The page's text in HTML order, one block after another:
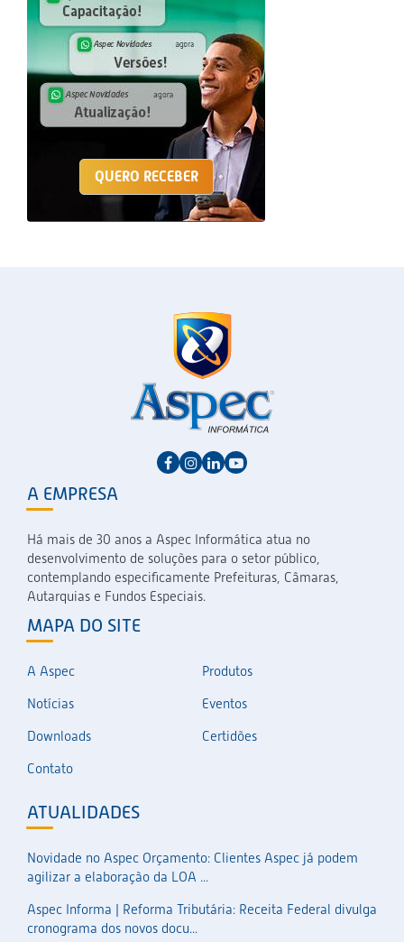
QUERO RECEBER
A EMPRESA
Há mais de 30 anos a Aspec Informática atua no
desenvolvimento de soluções para o setor público,
contemplando especificamente Prefeituras, Câmaras,
Autarquias e Fundos Especiais.
MAPA DO SITE
A Aspec
Produtos
Notícias
Eventos
Downloads
Certidões
Contato
ATUALIDADES
Novidade no Aspec Orçamento: Clientes Aspec já podem
agilizar a elaboração da LOA ...
Aspec Informa | Reforma Tributária: Receita Federal divulga
cronograma dos novos docu...